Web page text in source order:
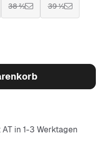
38 ⅔ 39 ⅓
in 1-3 Werktagen